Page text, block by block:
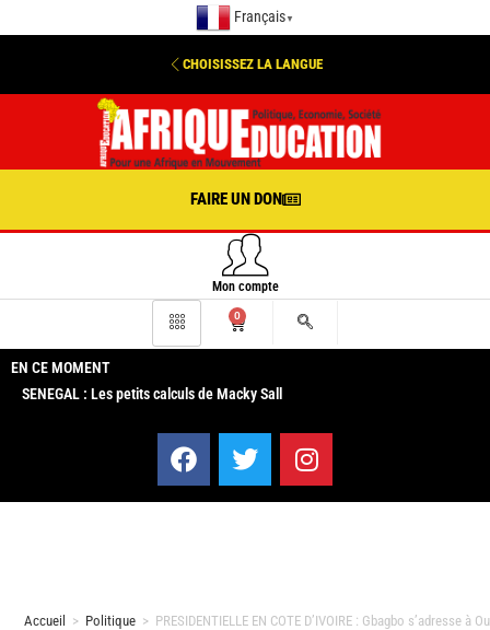
Français ▼
CHOISISSEZ LA LANGUE
FAIRE UN DON
Mon compte
0
EN CE MOMENT
SENEGAL : Les petits calculs de Macky Sall
Accueil > Politique > PRESIDENTIELLE EN COTE D’IVOIRE : Gbagbo s’adresse à